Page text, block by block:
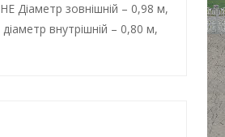
Діаметр зовнішній – 0,98 м,
внутрішній – 0,80 м,